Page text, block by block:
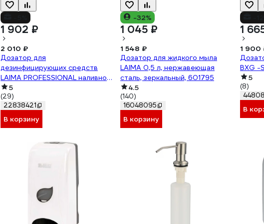
1 902 ₽
2 010 ₽
Дозатор для
дезинфицирующих средств
LAIMA PROFESSIONAL наливной,
1 л, локтевой привод, ABS
607326
5
(29)
22838421
В корзину
-32%
1 045 ₽
1 548 ₽
Дозатор для жидкого мыла
LAIMA 0,5 л, нержавеющая
сталь, зеркальный, 601795
4.5
(140)
16048095
В корзину
1
1 900
BXG -
5
(8)
В